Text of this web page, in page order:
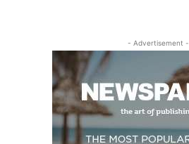
- Advertisement -